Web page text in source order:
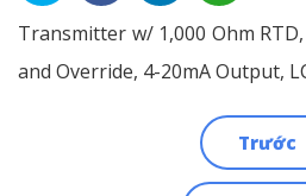
Transmitter w/ 1,000 Ohm
and Override, 4-20mA Output,
Trước